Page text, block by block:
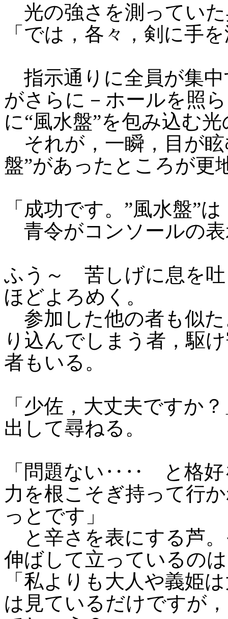
光の強さを測ってい
「では，各々，剣に手
指示通りに全員が集
がさらに－ホールを照
に“風水盤”を包み込む
それが，一瞬，目が
盤”があったところが更
「成功です。”風水盤”
青令がコンソールの
ふう～ 苦しげに息を吐
ほどよろめく。
参加した他の者も似
り込んでしまう者，駆
者もいる。
「少佐，大丈夫ですか
出して尋ねる。
「問題ない‥‥ と格好
力を根こそぎ持って行
っとです」
と辛さを表にする芦
伸ばして立っているの
「私よりも大人や義姫
は見ているだけですが